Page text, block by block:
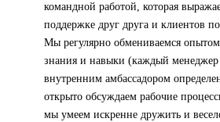
командной работой, которая
поддержке друг друга и клиентов
Мы регулярно обмениваемся
знания и навыки (каждый менеджер
внутренним амбассадором
открыто обсуждаем рабочие
мы умеем искренне дружить и